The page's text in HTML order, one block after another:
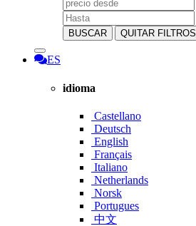
BUSCAR QUITAR FILTROS
ES
idioma
Castellano
Deutsch
English
Français
Italiano
Netherlands
Norsk
Portugues
中文